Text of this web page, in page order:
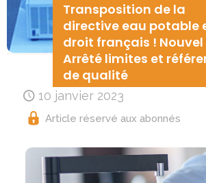
Transposition de la
directive eau potable
droit français ! Nouvel
Arrêté limites et
de qualité
10 janvier 2023
Article réservé aux abonnés